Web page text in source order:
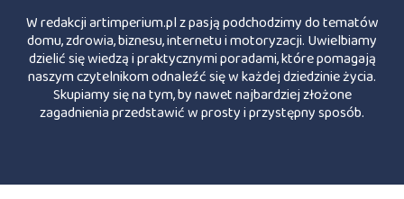
W redakcji artimperium.pl z pasją podchodzimy do tematów
domu, zdrowia, biznesu, internetu i motoryzacji. Uwielbiamy
dzielić się wiedzą i praktycznymi poradami, które pomagają
naszym czytelnikom odnaleźć się w każdej dziedzinie życia.
Skupiamy się na tym, by nawet najbardziej złożone
zagadnienia przedstawić w prosty i przystępny sposób.